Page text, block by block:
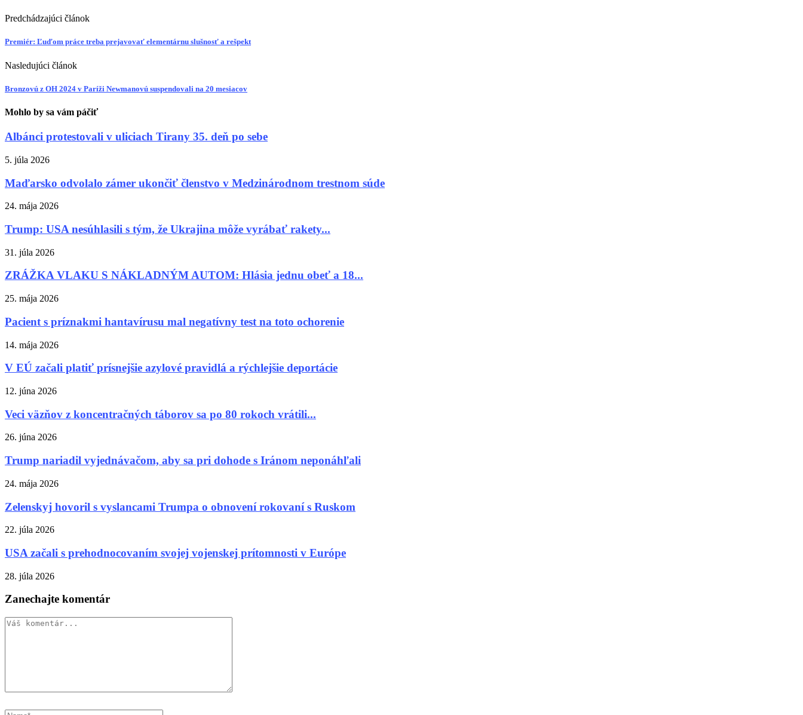
Predchádzajúci článok
Premiér: Ľuďom práce treba prejavovať elementárnu slušnosť a rešpekt
Nasledujúci článok
Bronzovú z OH 2024 v Paríži Newmanovú suspendovali na 20 mesiacov
Mohlo by sa vám páčiť
Albánci protestovali v uliciach Tirany 35. deň po sebe
5. júla 2026
Maďarsko odvolalo zámer ukončiť členstvo v Medzinárodnom trestnom súde
24. mája 2026
Trump: USA nesúhlasili s tým, že Ukrajina môže vyrábať rakety...
31. júla 2026
ZRÁŽKA VLAKU S NÁKLADNÝM AUTOM: Hlásia jednu obeť a 18...
25. mája 2026
Pacient s príznakmi hantavírusu mal negatívny test na toto ochorenie
14. mája 2026
V EÚ začali platiť prísnejšie azylové pravidlá a rýchlejšie deportácie
12. júna 2026
Veci väzňov z koncentračných táborov sa po 80 rokoch vrátili...
26. júna 2026
Trump nariadil vyjednávačom, aby sa pri dohode s Iránom neponáhľali
24. mája 2026
Zelenskyj hovoril s vyslancami Trumpa o obnovení rokovaní s Ruskom
22. júla 2026
USA začali s prehodnocovaním svojej vojenskej prítomnosti v Európe
28. júla 2026
Zanechajte komentár